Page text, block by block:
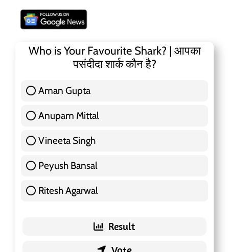
Who is Your Favourite Shark? | आपका
पसंदीदा शार्क कौन है?
Aman Gupta
Anupam Mittal
Vineeta Singh
Peyush Bansal
Ritesh Agarwal